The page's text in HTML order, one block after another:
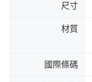
尺寸
材質
國際條碼